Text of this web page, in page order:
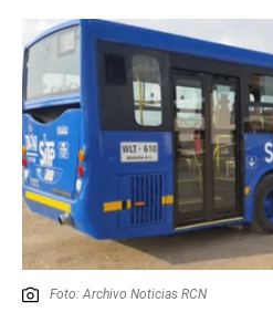
Foto: Archivo Noticias RCN